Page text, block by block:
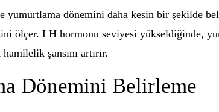
yumurtlama dönemini daha kesin bir şekilde
ölçer. LH hormonu seviyesi yükseldiğinde,
şansını artırır.
Dönemini Belirleme